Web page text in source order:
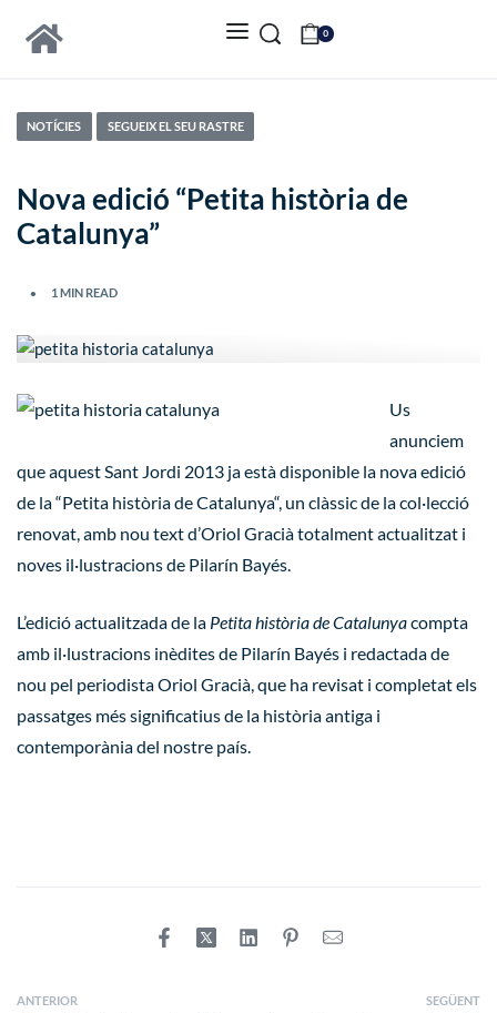
0
NOTÍCIES SEGUEIX EL SEU RASTRE
Nova edició “Petita història de
Catalunya”
1 MIN READ
Us
anunciem
que aquest Sant Jordi 2013 ja està disponible la nova edició
de la “Petita història de Catalunya“, un clàssic de la col·lecció
renovat, amb nou text d’Oriol Gracià totalment actualitzat i
noves il·lustracions de Pilarín Bayés.
L’edició actualitzada de la Petita història de Catalunyacompta
amb il·lustracions inèdites de Pilarín Bayés i redactada de
nou pel periodista Oriol Gracià, que ha revisat i completat els
passatges més significatius de la història antiga i
contemporània del nostre país.
ANTERIOR SEGÜENT